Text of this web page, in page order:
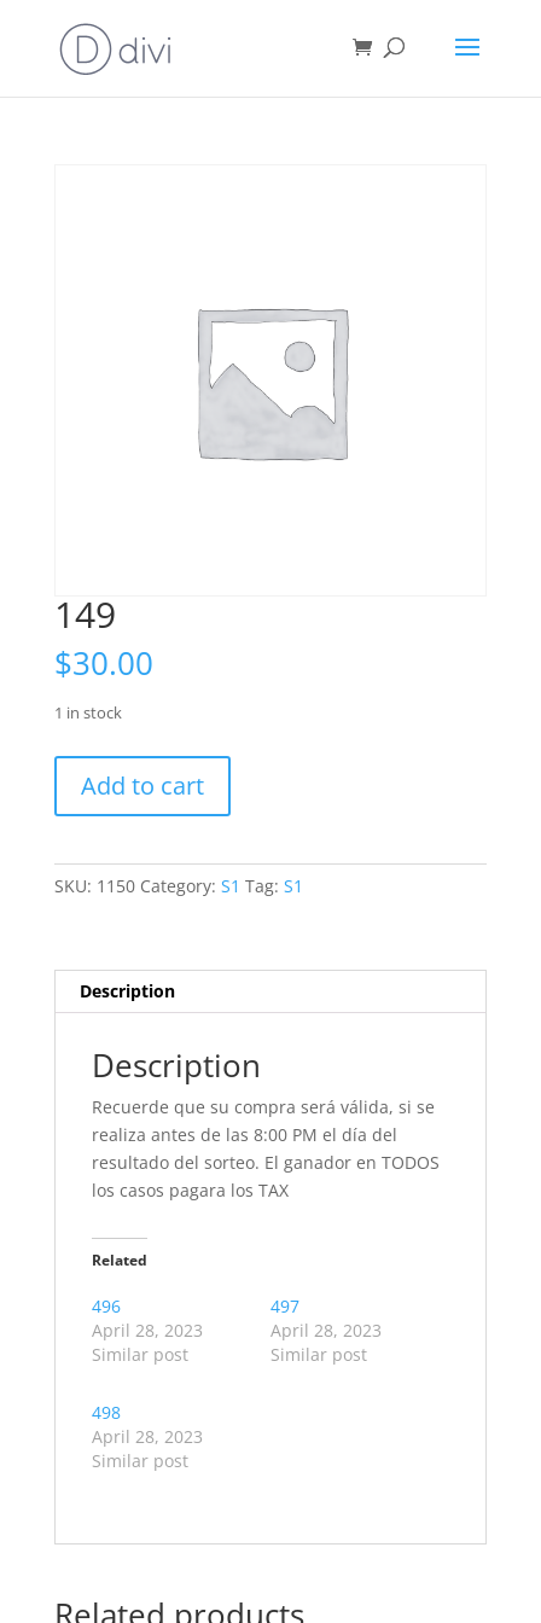
149
$30.00
1 in stock
quantity
Add to cart
SKU: 1150 Category: S1 Tag: S1
Description
Description
Recuerde que su compra será válida, si se
realiza antes de las 8:00 PM el día del
resultado del sorteo. El ganador en TODOS
los casos pagara los TAX
Related
496
April 28, 2023
Similar post
497
April 28, 2023
Similar post
498
April 28, 2023
Similar post